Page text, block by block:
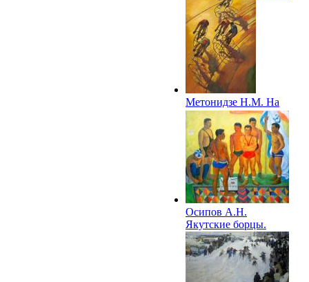
Метонидзе Н.М. На
вираже. 1967
Осипов А.Н.
Якутские борцы.
1967